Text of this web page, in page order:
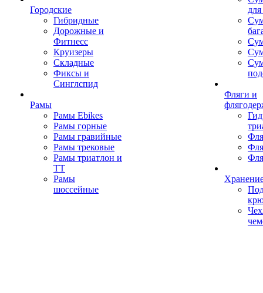
Городские
Гибридные
Дорожные и
Фитнесс
Круизеры
Складные
Фиксы и
Синглспид
Рамы
Рамы Ebikes
Рамы горные
Рамы гравийные
Рамы трековые
Рамы триатлон и
ТТ
Рамы
шоссейные
Фляги и